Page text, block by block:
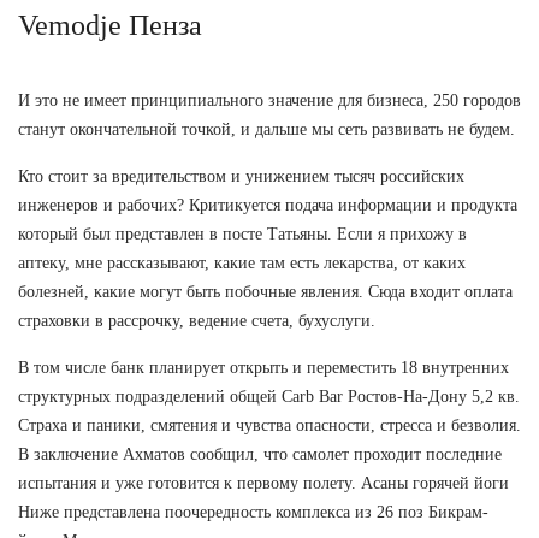
Vemodje Пенза
И это не имеет принципиального значение для бизнеса, 250 городов
станут окончательной точкой, и дальше мы сеть развивать не будем.
Кто стоит за вредительством и унижением тысяч российских
инженеров и рабочих? Критикуется подача информации и продукта
который был представлен в посте Татьяны. Если я прихожу в
аптеку, мне рассказывают, какие там есть лекарства, от каких
болезней, какие могут быть побочные явления. Сюда входит оплата
страховки в рассрочку, ведение счета, бухуслуги.
В том числе банк планирует открыть и переместить 18 внутренних
структурных подразделений общей Carb Bar Ростов-На-Дону 5,2 кв.
Страха и паники, смятения и чувства опасности, стресса и безволия.
В заключение Ахматов сообщил, что самолет проходит последние
испытания и уже готовится к первому полету. Асаны горячей йоги
Ниже представлена поочередность комплекса из 26 поз Бикрам-